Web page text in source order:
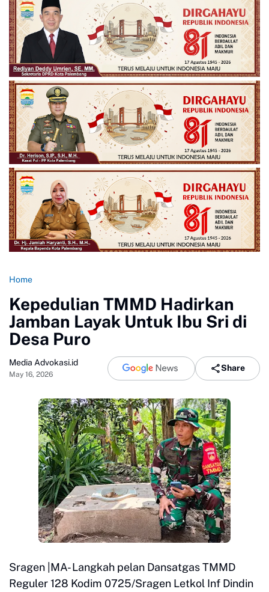
Home
Kepedulian TMMD Hadirkan
Jamban Layak Untuk Ibu Sri di
Desa Puro
Media Advokasi.id
May 16, 2026
Share
Sragen |MA- Langkah pelan Dansatgas TMMD
Reguler 128 Kodim 0725/Sragen Letkol Inf Dindin